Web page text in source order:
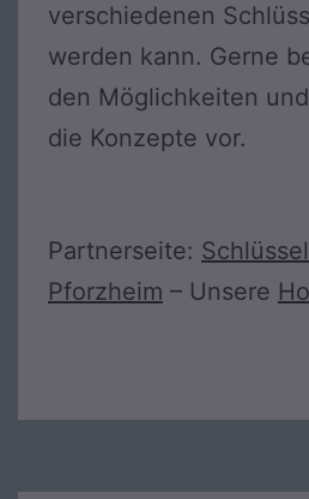
verschiedenen
werden kann. Gerne
den Möglichkeiten
die Konzepte vor.
Partnerseite:
Pforzheim – Unsere